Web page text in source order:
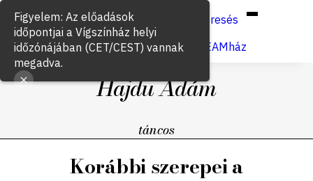
Keresés
Jegyvásárlás
VígSTREAMház
Hajdu Ádám
táncos
Korábbi szerepei a
Figyelem: Az előadások
időpontjai a Vígszínház helyi
időzónájában (CET/CEST) vannak
megadva.